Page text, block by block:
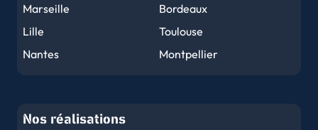
Marseille
Bordeaux
Lille
Toulouse
Nantes
Montpellier
Le Havre
Nos réalisations